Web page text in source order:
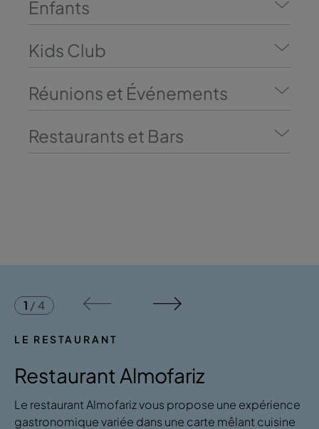
Enfants
Kids Club
Réunions et Événements
Restaurants et Bars
LE RESTAURANT
Restaurant Almofariz
Le restaurant Almofariz vous propose une expérience
gastronomique variée dans une carte mêlant cuisine
1 /4